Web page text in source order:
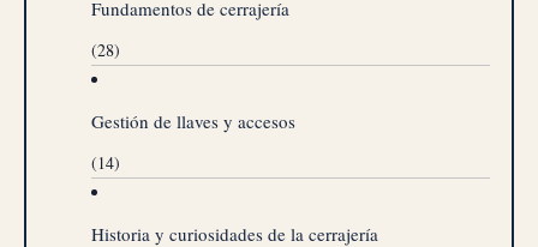
Fundamentos de cerrajería
(28)
Gestión de llaves y accesos
(14)
Historia y curiosidades de la cerrajería